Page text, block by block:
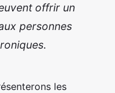
offrir un
personnes
les